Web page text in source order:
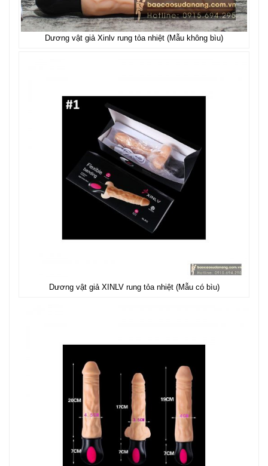
Dương vật giả Xinlv rung tỏa nhiệt (Mẫu không bìu)
Dương vật giả XINLV rung tỏa nhiệt (Mẫu có bìu)